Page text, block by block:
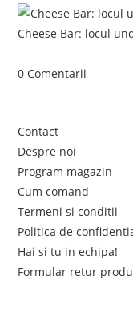
Cheese Bar: locul
0 Comentarii
Contact
Despre noi
Program magazin
Cum comand
Termeni si conditii
Politica de
Hai si tu in echipa!
Formular retur